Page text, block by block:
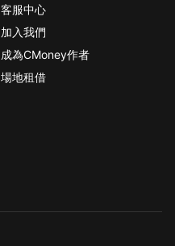
客服中心
加入我們
成為CMoney作者
場地租借